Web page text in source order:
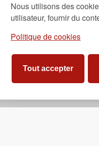
Nous utilisons des
utilisateur, fournir du
Politique de cookies
Tout accepter